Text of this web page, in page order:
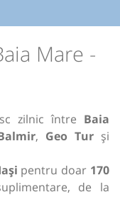
Mare -
zilnic între Baia
, Geo Turși
pentru doar 170
de la